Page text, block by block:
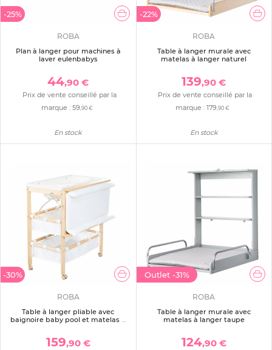
-25%
ROBA
Plan à langer pour machines à
laver eulenbabys
44,90 €
Prix de vente conseillé par la
marque : 59,90 €
En stock
-22%
ROBA
Table à langer murale avec
matelas à langer naturel
139,90 €
Prix de vente conseillé par la
marque :179,90 €
En stock
-30%
ROBA
Table à langer pliable avec
baignoire baby pool et matelas à
159,90 €
Outlet -31%
ROBA
Table à langer murale avec
matelas à langer taupe
124,90 €